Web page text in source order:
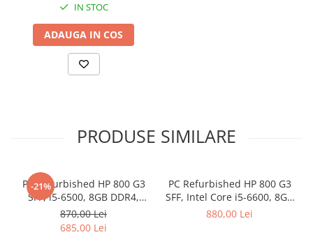
Stabilizatoare de tensiune
Periferice
Periferice PC
Hard Disk-uri & SSD-uri externe
Accesorii UPS-uri
Statii GRAFICE NOI
Statii GRAFICE Refurbished
Imprimante&Consumabile
IN STOC
ADAUGA IN COS
PRODUSE SIMILARE
-21%
PC Refurbished HP 800 G3
SFF, i5-6500, 8GB DDR4,
256GB SSD
870,00 Lei
685,00 Lei
PC Refurbished HP 800 G3
SFF, Intel Core i5-6600, 8GB
DDR4, 256GB SSD
880,00 Lei